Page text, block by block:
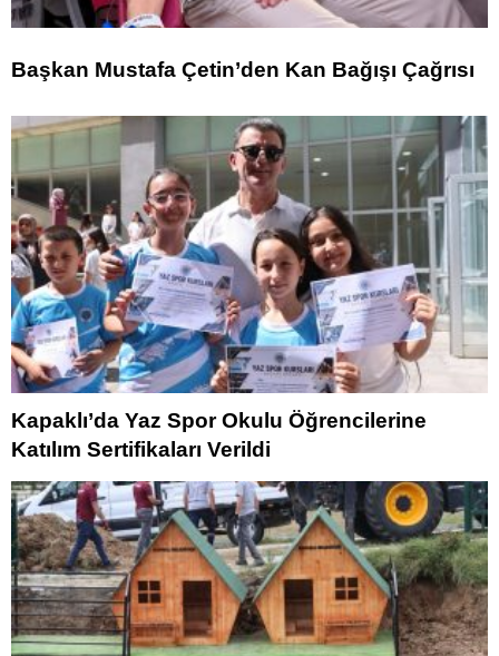
Başkan Mustafa Çetin’den Kan Bağışı Çağrısı
Kapaklı’da Yaz Spor Okulu Öğrencilerine
Katılım Sertifikaları Verildi